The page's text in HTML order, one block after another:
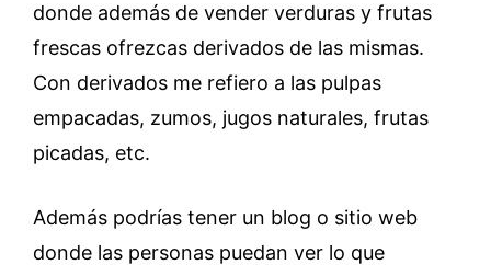
donde además de vender verduras y frutas
frescas ofrezcas derivados de las mismas.
Con derivados me refiero a las pulpas
empacadas, zumos, jugos naturales, frutas
picadas, etc.
Además podrías tener un blog o sitio web
donde las personas puedan ver lo que